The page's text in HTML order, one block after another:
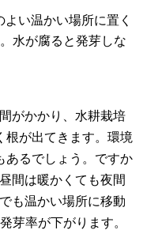
い温かい場所に置く
水が腐ると発芽しな
がかかり、水耕栽培
根が出てきます。環境
あるでしょう。ですか
間は暖かくても夜間
も温かい場所に移動
芽率が下がります。